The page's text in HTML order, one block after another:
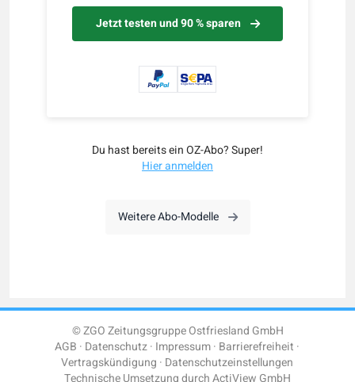
Jetzt testen und 90 % sparen
Du hast bereits ein OZ-Abo? Super!
Hier anmelden
Weitere Abo-Modelle
© ZGO Zeitungsgruppe Ostfriesland GmbH
AGB Datenschutz Impressum Barrierefreiheit
Vertragskündigung Datenschutzeinstellungen
Technische Umsetzung durchActiView GmbH